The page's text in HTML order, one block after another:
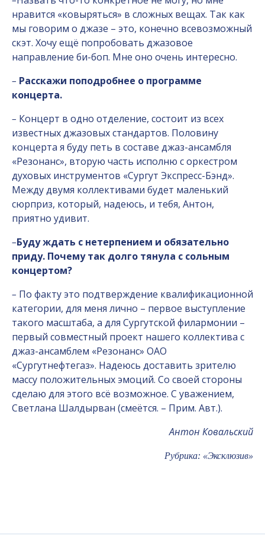
нравится «ковыряться» в сложных вещах. Так как
мы говорим о джазе – это, конечно всевозможный
скэт. Хочу ещё попробовать джазовое
направление би-боп. Мне оно очень интересно.
– Расскажи поподробнее о программе
концерта.
– Концерт в одно отделение, состоит из всех
известных джазовых стандартов. Половину
концерта я буду петь в составе джаз-ансамбля
«Резонанс», вторую часть исполню с оркестром
духовых инструментов «Сургут Экспресс-Бэнд».
Между двумя коллективами будет маленький
сюрприз, который, надеюсь, и тебя, Антон,
приятно удивит.
–Буду ждать с нетерпением и обязательно
приду. Почему так долго тянула с сольным
концертом?
– По факту это подтверждение квалификационной
категории, для меня лично – первое выступление
такого масштаба, а для Сургутской филармонии –
первый совместный проект нашего коллектива с
джаз-ансамблем «Резонанс» ОАО
«Сургутнефтегаз». Надеюсь доставить зрителю
массу положительных эмоций. Со своей стороны
сделаю для этого всё возможное. С уважением,
Светлана Шалдырван (смеётся. – Прим. Авт.).
Антон Ковальский
Рубрика: «Эксклюзив»